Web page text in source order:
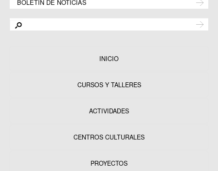
BOLETÍN DE NOTICIAS
INICIO
CURSOS Y TALLERES
ACTIVIDADES
CENTROS CULTURALES
PROYECTOS